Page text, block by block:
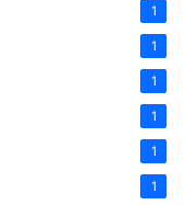
1
1
1
1
1
1